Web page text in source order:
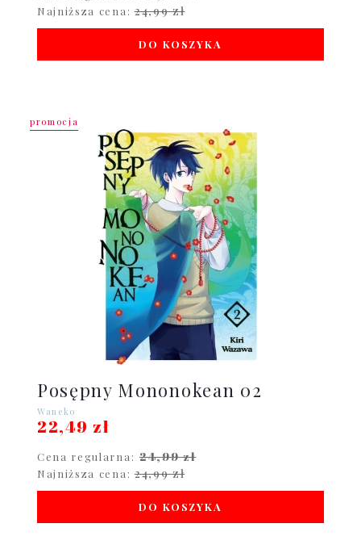
Najniższa cena: 24,99 zł
DO KOSZYKA
Posępny Mononokean 02
Waneko
22,49 zł
Cena regularna: 24,99 zł
Najniższa cena: 24,99 zł
DO KOSZYKA
promocja